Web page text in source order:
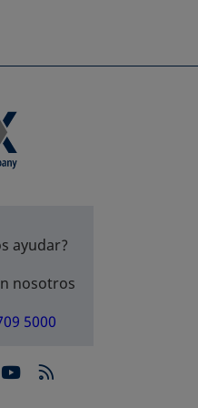
ayudar?
nosotros
5000
una pestaña
en una pestaña
abre en una
se abre en una